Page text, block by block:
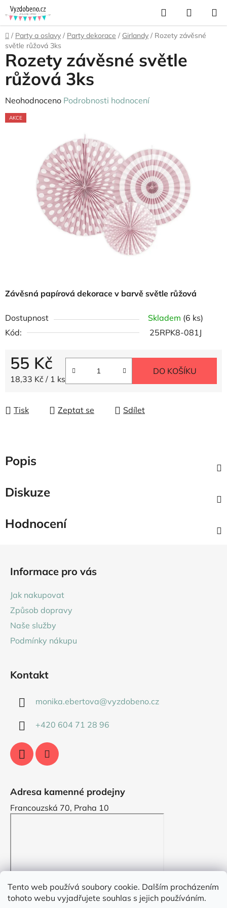
Tento web používá soubory cookie. Dalším procházením
tohoto webu vyjadřujete souhlas s jejich používáním.
Přejít
na
obsah
Hledat
KOŠÍK
Domů
/ Party a oslavy / Party dekorace / Girlandy / Rozety závěsné
světle růžová 3ks
Závěsná papírová dekorace v barvě světle růžová
Dostupnost Skladem (6 ks)
Kód:
25RPK8-081J
55 Kč
Měrná cena:
18,33 Kč / 1 ks
DO KOŠÍKU
Tisk Zeptat se Sdílet
Rozety závěsné světle
růžová 3ks
Průměrné
hodnocení
hvězdiček.
Neohodnoceno Podrobnosti hodnocení
AKCE
Popis
Diskuze
Hodnocení
Informace pro vás
Jak nakupovat
Způsob dopravy
Naše služby
Podmínky nákupu
Kontakt
monika.ebertova@vyzdobeno.cz
+420 604 71 28 96
Adresa kamenné prodejny
Francouzská 70, Praha 10